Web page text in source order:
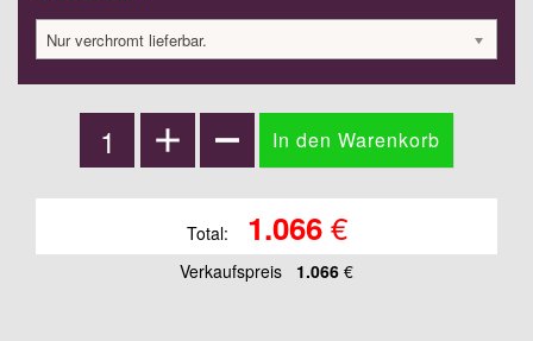
Nur verchromt lieferbar.
Total: 1.066€
Verkaufspreis 1.066 €